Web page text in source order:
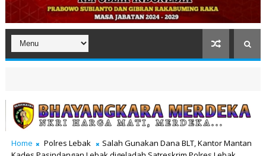
Home Polres Lebak
Salah Gunakan Dana BLT, Kantor Mantan